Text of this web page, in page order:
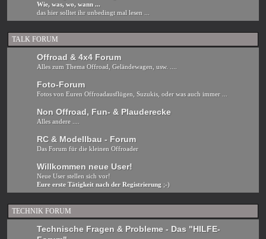
Wie, was, wo, wann ...
das hier solltet ihr unbedingt mal lesen ...
TALK FORUM
Offroad & 4x4 Forum
Alles zum Thema Offroad, Geländewagen, usw. ....
Foto-Forum
Fotos von Euren Offroadausflügen, Suzukis, oder was auch immer ...
Non Offroad, Fun- & Plauderecke
Alles andere ....
RC & Modellbau - Forum
Das Forum für die kleinen Offroader
Willkommen neue User!
Neue User stellen sich vor!
Eure erste Tätigkeit nach der Registrierung ;-)
TECHNIK FORUM
Technische Fragen & Probleme - Das "HILFE-